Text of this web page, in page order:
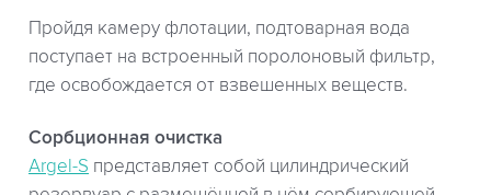
Пройдя камеру флотации, подтоварная вода
поступает на встроенный поролоновый фильтр,
где освобождается от взвешенных веществ.
Сорбционная очистка
Argel-S представляет собой цилиндрический